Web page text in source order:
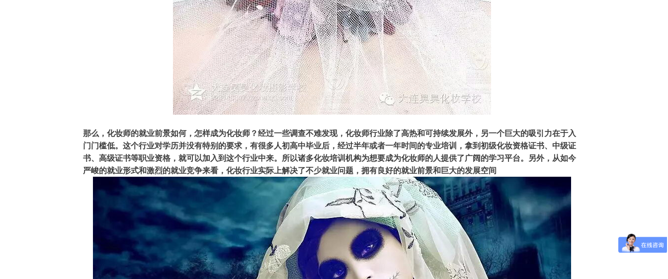
那么，化妆师的就业前景如何，怎样成为化妆师？经过一些调查不难发现，化妆师行业除了高热和可持续发展外，另一个巨大的吸引力在于入
门门槛低。这个行业对学历并没有特别的要求，有很多人初高中毕业后，经过半年或者一年时间的专业培训，拿到初级化妆资格证书、中级证
书、高级证书等职业资格，就可以加入到这个行业中来。所以诸多化妆培训 机构为想要成为化妆师的人提供了广阔的学习平台。另外，从如今
严峻的就业形式和激烈的就业竞争来看，化妆行业实际上解决了不少就业问题，拥有良好的就业前景和巨大的发展空间